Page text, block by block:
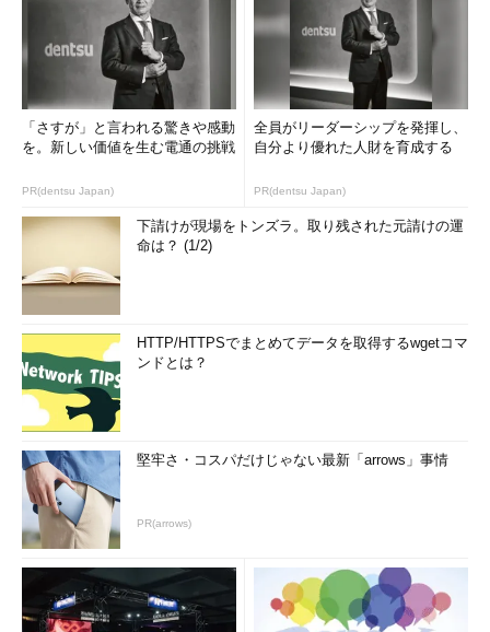
日本国内の比較的保守的な企業では、クラウドサービスでのデ
ータ蓄積や分析には抵抗がある企業が多そうだが、この点はどう
考えているだろうか。
「実は日本の製造業大手企業からも頻繁に問い合わせがある。
（製品戦略や事業戦略にも関わる領域であることから）事例とし
ティング、ソーシャルゲーム市場だけでなく、ヘルスケアや
M2M系のソリューション展開も考えられる」（太田氏）
また、よりユーザー企業が導入しやすい形態も模索していると
「数百社の顧客ニーズを見ていくと、業種ごとに必要とされる
分析が類型化できることが分かってきた。今後は、業界別テンプ
レートを拡充し、短期導入できるパッケージを増やしていきた
い」（太田氏）
現在、トレジャーデータは、データ収集・ログ蓄積および分析
に至る、データ活用のサイクルをクラウドサービスとして提供し
ている。自前のデータセンターは持っておらず、AWSの東海岸リ
ージョンに置いている。
「自前データセンターを検討すべき時期は間もなくだと思って
いるが、現在は、それよりも急なデータ増加に対しての即応性が
「さすが」と言われる驚きや感動
を。新しい価値を生む電通の挑戦
PR(dentsu Japan)
全員がリーダーシップを発揮し、
自分より優れた人財を育成する
PR(dentsu Japan)
下請けが現場をトンズラ。取り残された元請けの運
命は？ (1/2)
HTTP/HTTPSでまとめてデータを取得するwgetコマ
ンドとは？
堅牢さ・コスパだけじゃない最新「arrows」事情
PR(arrows)